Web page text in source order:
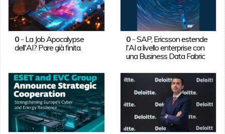
0- La Job Apocalypse
dell'AI? Pare già finita.
0 -SAP, Ericsson estende
l'AI a livello enterprise con
una Business Data Fabric